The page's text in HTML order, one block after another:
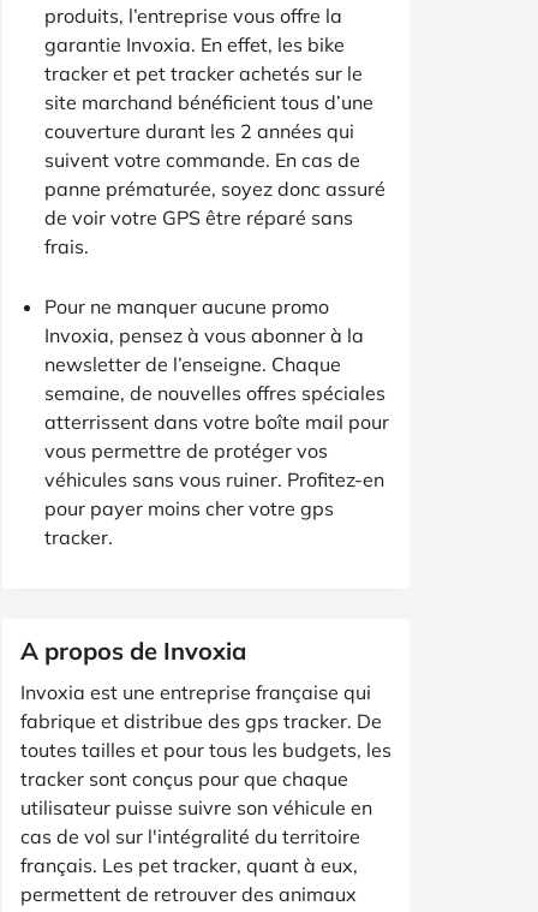
produits, l’entreprise vous offre la
garantie Invoxia. En effet, les bike
tracker et pet tracker achetés sur le
site marchand bénéficient tous d’une
couverture durant les 2 années qui
suivent votre commande. En cas de
panne prématurée, soyez donc assuré
de voir votre GPS être réparé sans
frais.
Pour ne manquer aucune promo
Invoxia, pensez à vous abonner à la
newsletter de l’enseigne. Chaque
semaine, de nouvelles offres spéciales
atterrissent dans votre boîte mail pour
vous permettre de protéger vos
véhicules sans vous ruiner. Profitez-en
pour payer moins cher votre gps
tracker.
A propos de Invoxia
Invoxia est une entreprise française qui
fabrique et distribue des gps tracker. De
toutes tailles et pour tous les budgets, les
tracker sont conçus pour que chaque
utilisateur puisse suivre son véhicule en
cas de vol sur l'intégralité du territoire
français. Les pet tracker, quant à eux,
permettent de retrouver des animaux